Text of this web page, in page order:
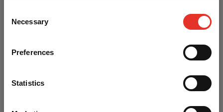
Selection
Necessary
Preferences
Statistics
Gebruik onderstaande code bij het afrekenen voor 5%